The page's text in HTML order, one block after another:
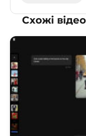
Схожі відео